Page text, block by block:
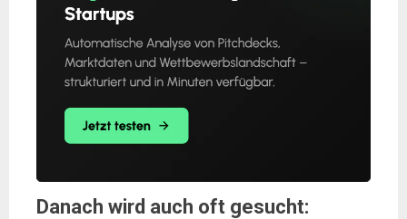
Danach wird auch oft gesucht: